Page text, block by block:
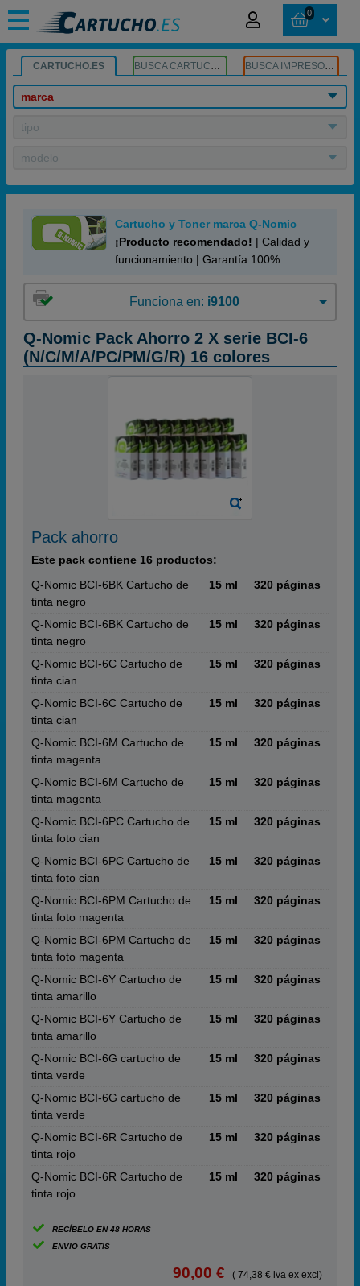
0
CARTUCHO.ES BUSCA CARTUCHOS BUSCA IMPRESORA
marca
tipo
modelo
Cartucho y Toner marca Q-Nomic
¡Producto recomendado! | Calidad y
funcionamiento | Garantía 100%
Funciona en: i9100
Q-Nomic Pack Ahorro 2 X serie BCI-6
(N/C/M/A/PC/PM/G/R) 16 colores
Pack ahorro
Este pack contiene 16 productos:
Q-Nomic BCI-6BK Cartucho de
tinta negro
15 ml 320 páginas
Q-Nomic BCI-6BK Cartucho de
tinta negro
15 ml 320 páginas
Q-Nomic BCI-6C Cartucho de
tinta cian
15 ml 320 páginas
Q-Nomic BCI-6C Cartucho de
tinta cian
15 ml 320 páginas
Q-Nomic BCI-6M Cartucho de
tinta magenta
15 ml 320 páginas
Q-Nomic BCI-6M Cartucho de
tinta magenta
15 ml 320 páginas
Q-Nomic BCI-6PC Cartucho de
tinta foto cian
15 ml 320 páginas
Q-Nomic BCI-6PC Cartucho de
tinta foto cian
15 ml 320 páginas
Q-Nomic BCI-6PM Cartucho de
tinta foto magenta
15 ml 320 páginas
Q-Nomic BCI-6PM Cartucho de
tinta foto magenta
15 ml 320 páginas
Q-Nomic BCI-6Y Cartucho de
tinta amarillo
15 ml 320 páginas
Q-Nomic BCI-6Y Cartucho de
tinta amarillo
15 ml 320 páginas
Q-Nomic BCI-6G cartucho de
tinta verde
15 ml 320 páginas
Q-Nomic BCI-6G cartucho de
tinta verde
15 ml 320 páginas
Q-Nomic BCI-6R Cartucho de
tinta rojo
15 ml 320 páginas
Q-Nomic BCI-6R Cartucho de
tinta rojo
15 ml 320 páginas
RECÍBELO EN 48 HORAS
ENVIO GRATIS
90,00 € ( 74,38 € iva ex excl)